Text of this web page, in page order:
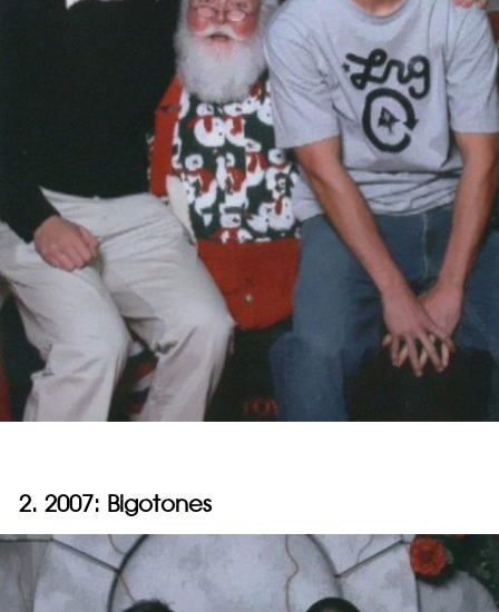
2. 2007: Bigotones